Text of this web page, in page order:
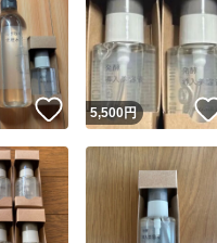
いいね！
5,500円